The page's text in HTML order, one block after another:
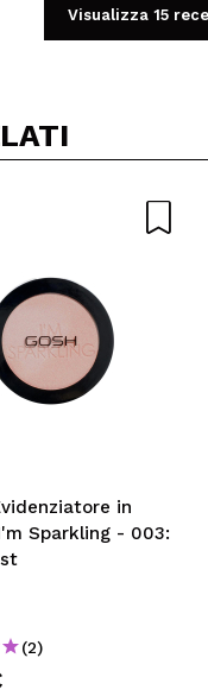
Visualizza 15
in
Sparkling - 003:
(2)